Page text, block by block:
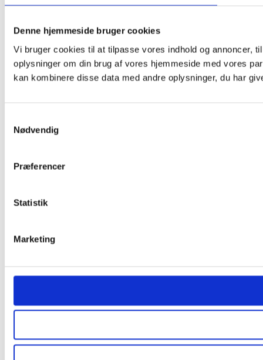
Denne hjemmeside bruger cookies
Vi bruger cookies til at tilpasse vores indhold og annoncer,
oplysninger om din brug af vores hjemmeside med vores
kan kombinere disse data med andre oplysninger, du har
Nødvendig
Præferencer
Statistik
Marketing